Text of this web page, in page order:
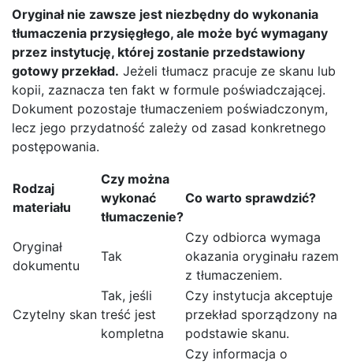
Oryginał nie zawsze jest niezbędny do wykonania
tłumaczenia przysięgłego, ale może być wymagany
przez instytucję, której zostanie przedstawiony
gotowy przekład. Jeżeli tłumacz pracuje ze skanu lub
kopii, zaznacza ten fakt w formule poświadczającej.
Dokument pozostaje tłumaczeniem poświadczonym,
lecz jego przydatność zależy od zasad konkretnego
postępowania.
Rodzaj
materiału
Czy można
wykonać
tłumaczenie?
Co warto sprawdzić?
Oryginał
dokumentu
Tak
Czy odbiorca wymaga
okazania oryginału razem
z tłumaczeniem.
Czytelny skan
Tak, jeśli
treść jest
kompletna
Czy instytucja akceptuje
przekład sporządzony na
podstawie skanu.
Czy informacja o